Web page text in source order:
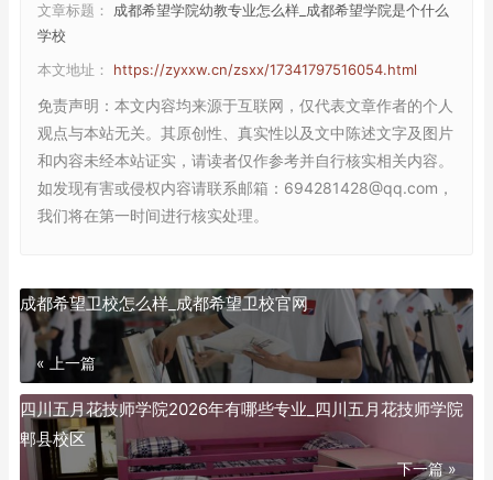
文章标题： 成都希望学院幼教专业怎么样_成都希望学院是个什么
学校
本文地址： https://zyxxw.cn/zsxx/17341797516054.html
免责声明 ：本文内容均来源于互联网，仅代表文章作者的个人
观点与本站无关。其原创性、真实性以及文中陈述文字及图片
和内容未经本站证实，请读者仅作参考并自行核实相关内容。
如发现有害或侵权内容请联系邮箱：694281428@qq.com，
我们将在第一时间进行核实处理。
成都希望卫校怎么样_成都希望卫校官网
« 上一篇
四川五月花技师学院2026年有哪些专业_四川五月花技师学院
郫县校区
下一篇 »